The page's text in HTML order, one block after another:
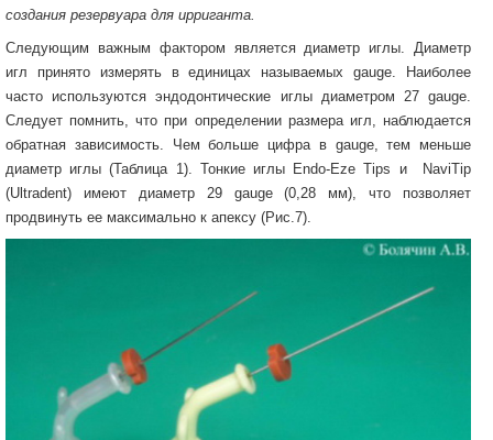
создания резервуара для ирриганта.
Следующим важным фактором является диаметр иглы. Диаметр
игл принято измерять в единицах называемых gauge. Наиболее
часто используются эндодонтические иглы диаметром 27 gauge.
Следует помнить, что при определении размера игл, наблюдается
обратная зависимость. Чем больше цифра в gauge, тем меньше
диаметр иглы (Таблица 1). Тонкие иглы Endo-Eze Tips и NaviTip
(Ultradent) имеют диаметр 29 gauge (0,28 мм), что позволяет
продвинуть ее максимально к апексу (Рис.7).